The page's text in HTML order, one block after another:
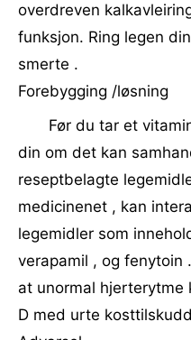
overdreven
funksjon. Ring legen
smerte .
Forebygging /løsning
Før du tar et
din om det kan
reseptbelagte
medicinenet , kan
legemidler som
verapamil , og fenytoin
at unormal hjerterytme
D med urte